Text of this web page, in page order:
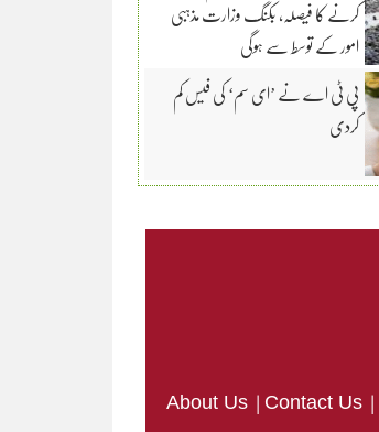
کرنے کا فیصلہ، بکنگ وزارت مذہبی
امور کے توسط سے ہوگی
پی ٹی اے نے ’ای سم‘ کی فیس کم
کردی
About Us | Contact Us |